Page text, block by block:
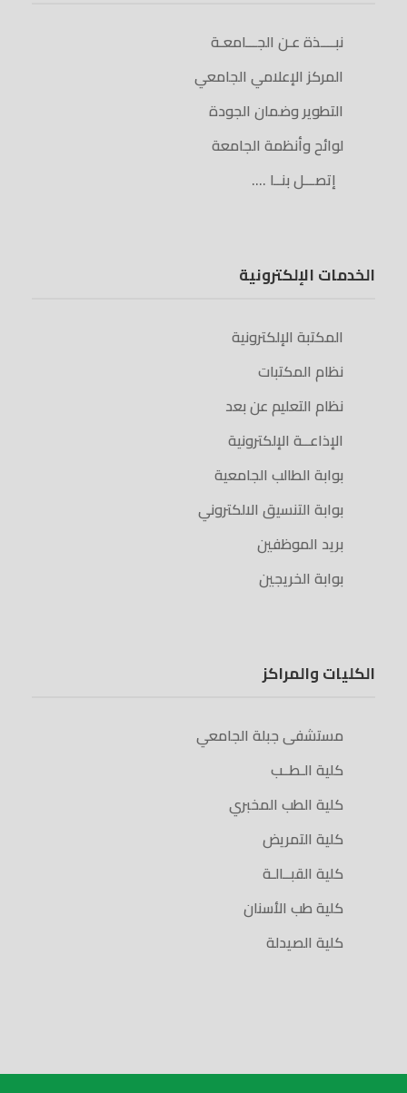
نبــــذة عـن الجـــامعـة
المركز الإعلامي الجامعي
التطوير وضمان الجودة
لوائح وأنظمة الجامعة
إتصـــل بنــا ….
الخدمات الإلكترونية
المكتبة الإلكترونية
نظام المكتبات
نظام التعليم عن بعد
الإذاعــة الإلكترونية
بوابة الطالب الجامعية
بوابة التنسيق الالكتروني
بريد الموظفين
بوابة الخريجين
الكليات والمراكز
مستشفى جبلة الجامعي
كلية الـطــب
كلية الطب المخبري
كلية التمريض
كلية القبــالـة
كلية طب الأسنان
كلية الصيدلة